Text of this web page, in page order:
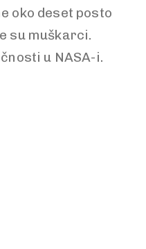
oko deset posto
su muškarci.
u NASA-i.